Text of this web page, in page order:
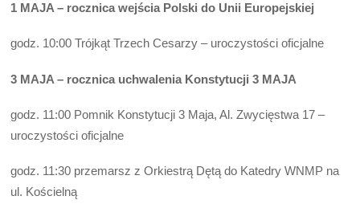
1 MAJA – rocznica wejścia Polski do Unii Europejskiej
godz. 10:00 Trójkąt Trzech Cesarzy – uroczystości oficjalne
3 MAJA – rocznica uchwalenia Konstytucji 3 MAJA
godz. 11:00 Pomnik Konstytucji 3 Maja, Al. Zwycięstwa 17 –
uroczystości oficjalne
godz. 11:30 przemarsz z Orkiestrą Dętą do Katedry WNMP na
ul. Kościelną